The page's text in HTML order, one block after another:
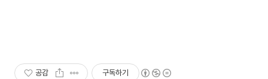
공감 구독하기